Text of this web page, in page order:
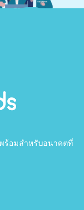
พร้อมสำหรับอนาคตที่